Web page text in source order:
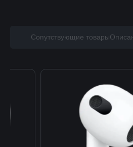
Сопутствующие товары